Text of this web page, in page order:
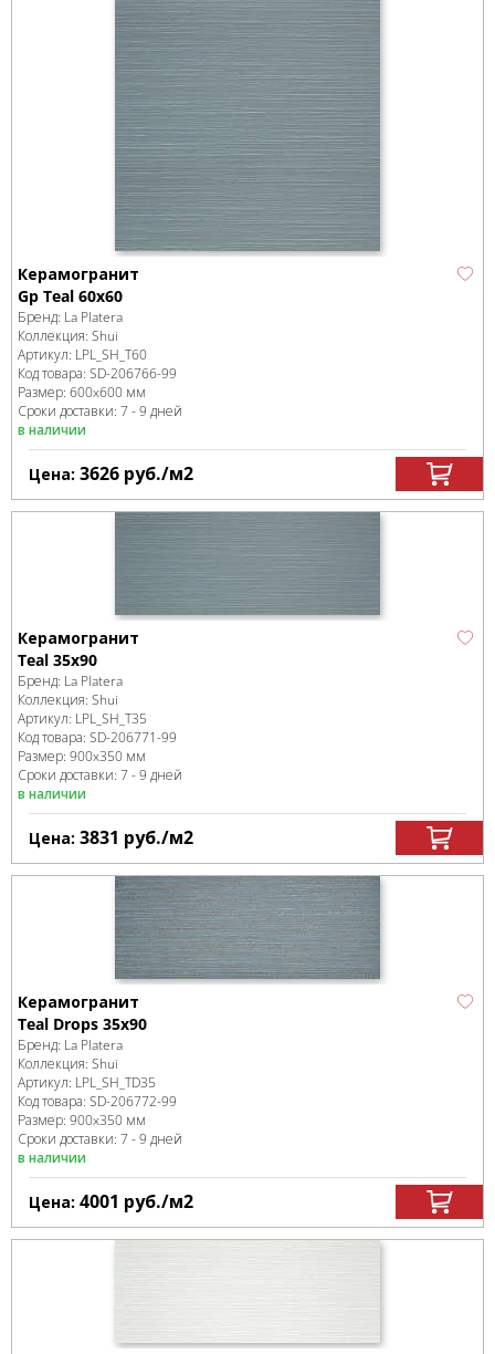
Керамогранит
Gp Teal 60x60
Бренд: La Platera
Коллекция: Shui
Артикул: LPL_SH_T60
Код товара: SD-206766-99
Размер: 600x600 мм
Сроки доставки: 7 - 9 дней
в наличии
Цена: 3626 руб./м2
Керамогранит
Teal 35x90
Бренд: La Platera
Коллекция: Shui
Артикул: LPL_SH_T35
Код товара: SD-206771-99
Размер: 900x350 мм
Сроки доставки: 7 - 9 дней
в наличии
Цена: 3831 руб./м2
Керамогранит
Teal Drops 35x90
Бренд: La Platera
Коллекция: Shui
Артикул: LPL_SH_TD35
Код товара: SD-206772-99
Размер: 900x350 мм
Сроки доставки: 7 - 9 дней
в наличии
Цена: 4001 руб./м2